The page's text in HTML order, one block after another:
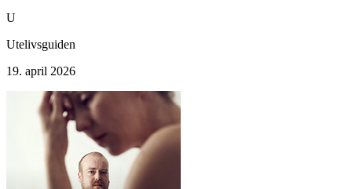
U
Utelivsguiden
19. april 2026